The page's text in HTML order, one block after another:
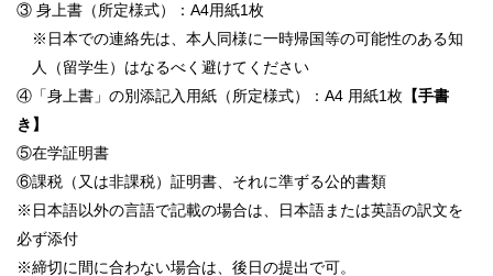
③ 身上書（所定様式）：A4用紙1枚
※日本での連絡先は、本人同様に一時帰国等の可能性のある知
人（留学生）はなるべく避けてください
④「身上書」の別添記入用紙（所定様式）：A4 用紙1枚 【手書
き】
⑤在学証明書
⑥課税（又は非課税）証明書、それに準ずる公的書類
※日本語以外の言語で記載の場合は、日本語または英語の訳文を
必ず添付
※締切に間に合わない場合は、後日の提出で可。